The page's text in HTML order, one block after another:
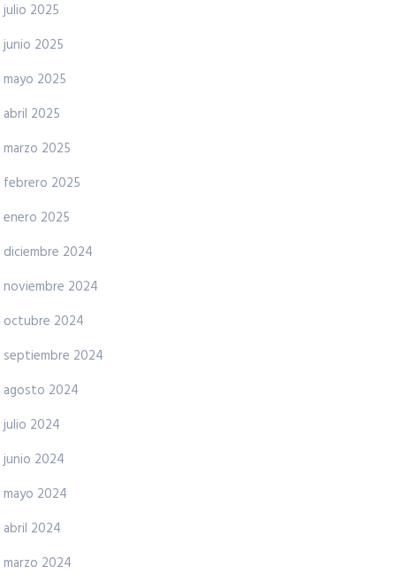
julio 2025
junio 2025
mayo 2025
abril 2025
marzo 2025
febrero 2025
enero 2025
diciembre 2024
noviembre 2024
octubre 2024
septiembre 2024
agosto 2024
julio 2024
junio 2024
mayo 2024
abril 2024
marzo 2024